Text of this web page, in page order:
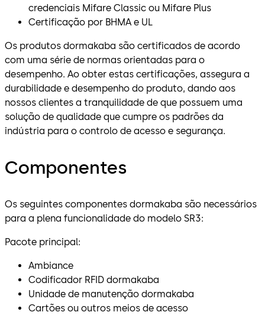
credenciais Mifare Classic ou Mifare Plus
Certificação por BHMA e UL
Os produtos dormakaba são certificados de acordo
com uma série de normas orientadas para o
desempenho. Ao obter estas certificações, assegura a
durabilidade e desempenho do produto, dando aos
nossos clientes a tranquilidade de que possuem uma
solução de qualidade que cumpre os padrões da
indústria para o controlo de acesso e segurança.
Componentes
Os seguintes componentes dormakaba são necessários
para a plena funcionalidade do modelo SR3:
Pacote principal:
Ambiance
Codificador RFID dormakaba
Unidade de manutenção dormakaba
Cartões ou outros meios de acesso